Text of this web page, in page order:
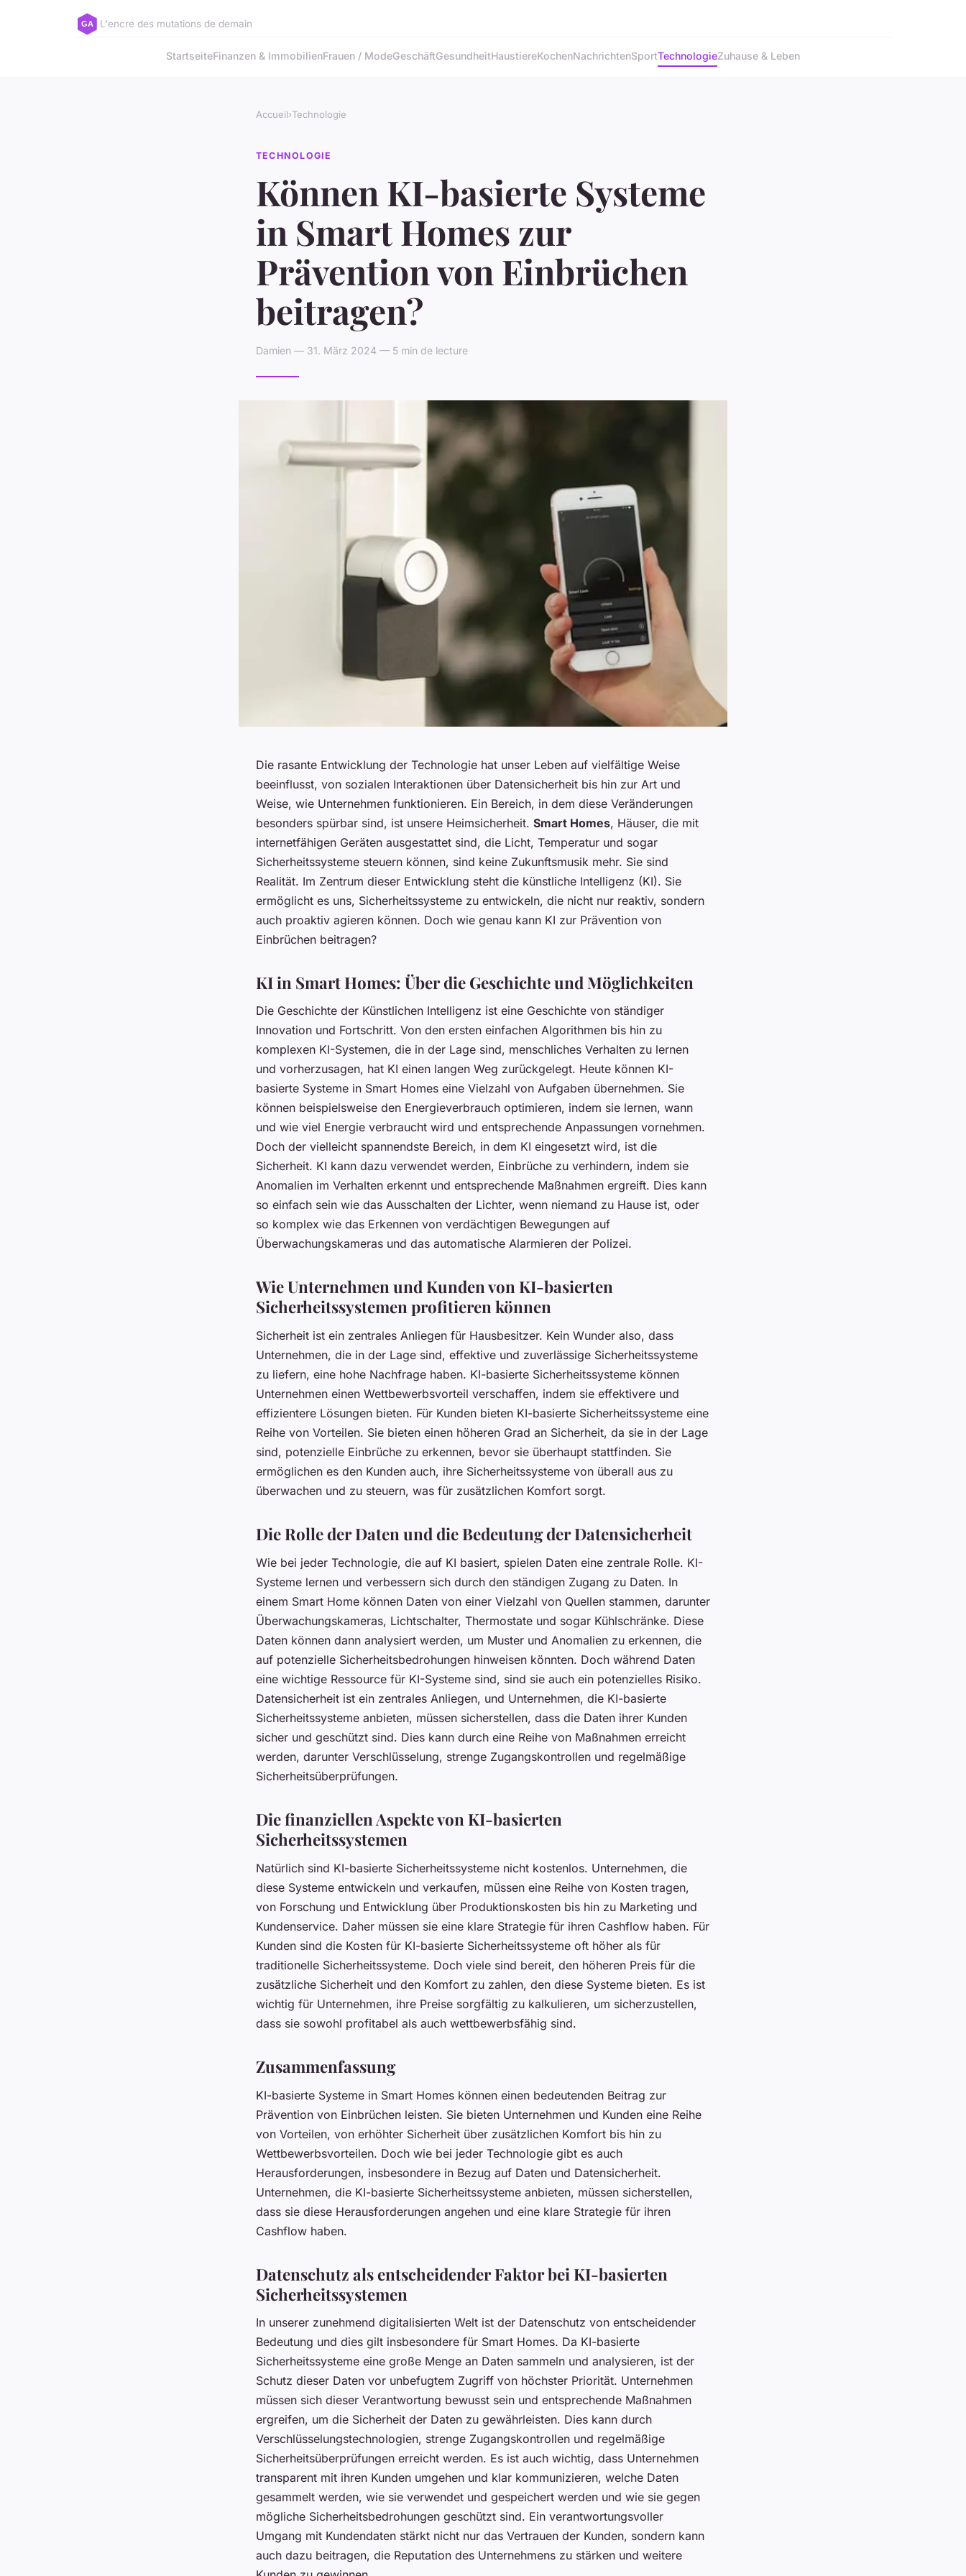
L'encre des mutations de demain
StartseiteFinanzen & ImmobilienFrauen / ModeGeschäftGesundheitHaustiereKochenNachrichtenSportTechnologieZuhause & Leben
Accueil›Technologie
TECHNOLOGIE
Können KI-basierte Systeme
in Smart Homes zur
Prävention von Einbrüchen
beitragen?
Damien — 31. März 2024 — 5 min de lecture
Die rasante Entwicklung der Technologie hat unser Leben auf vielfältige Weise
beeinflusst, von sozialen Interaktionen über Datensicherheit bis hin zur Art und
Weise, wie Unternehmen funktionieren. Ein Bereich, in dem diese Veränderungen
besonders spürbar sind, ist unsere Heimsicherheit. Smart Homes, Häuser, die mit
internetfähigen Geräten ausgestattet sind, die Licht, Temperatur und sogar
Sicherheitssysteme steuern können, sind keine Zukunftsmusik mehr. Sie sind
Realität. Im Zentrum dieser Entwicklung steht die künstliche Intelligenz (KI). Sie
ermöglicht es uns, Sicherheitssysteme zu entwickeln, die nicht nur reaktiv, sondern
auch proaktiv agieren können. Doch wie genau kann KI zur Prävention von
Einbrüchen beitragen?
KI in Smart Homes: Über die Geschichte und Möglichkeiten
Die Geschichte der Künstlichen Intelligenz ist eine Geschichte von ständiger
Innovation und Fortschritt. Von den ersten einfachen Algorithmen bis hin zu
komplexen KI-Systemen, die in der Lage sind, menschliches Verhalten zu lernen
und vorherzusagen, hat KI einen langen Weg zurückgelegt. Heute können KI-
basierte Systeme in Smart Homes eine Vielzahl von Aufgaben übernehmen. Sie
können beispielsweise den Energieverbrauch optimieren, indem sie lernen, wann
und wie viel Energie verbraucht wird und entsprechende Anpassungen vornehmen.
Doch der vielleicht spannendste Bereich, in dem KI eingesetzt wird, ist die
Sicherheit. KI kann dazu verwendet werden, Einbrüche zu verhindern, indem sie
Anomalien im Verhalten erkennt und entsprechende Maßnahmen ergreift. Dies kann
so einfach sein wie das Ausschalten der Lichter, wenn niemand zu Hause ist, oder
so komplex wie das Erkennen von verdächtigen Bewegungen auf
Überwachungskameras und das automatische Alarmieren der Polizei.
Wie Unternehmen und Kunden von KI-basierten
Sicherheitssystemen profitieren können
Sicherheit ist ein zentrales Anliegen für Hausbesitzer. Kein Wunder also, dass
Unternehmen, die in der Lage sind, effektive und zuverlässige Sicherheitssysteme
zu liefern, eine hohe Nachfrage haben. KI-basierte Sicherheitssysteme können
Unternehmen einen Wettbewerbsvorteil verschaffen, indem sie effektivere und
effizientere Lösungen bieten. Für Kunden bieten KI-basierte Sicherheitssysteme eine
Reihe von Vorteilen. Sie bieten einen höheren Grad an Sicherheit, da sie in der Lage
sind, potenzielle Einbrüche zu erkennen, bevor sie überhaupt stattfinden. Sie
ermöglichen es den Kunden auch, ihre Sicherheitssysteme von überall aus zu
überwachen und zu steuern, was für zusätzlichen Komfort sorgt.
Die Rolle der Daten und die Bedeutung der Datensicherheit
Wie bei jeder Technologie, die auf KI basiert, spielen Daten eine zentrale Rolle. KI-
Systeme lernen und verbessern sich durch den ständigen Zugang zu Daten. In
einem Smart Home können Daten von einer Vielzahl von Quellen stammen, darunter
Überwachungskameras, Lichtschalter, Thermostate und sogar Kühlschränke. Diese
Daten können dann analysiert werden, um Muster und Anomalien zu erkennen, die
auf potenzielle Sicherheitsbedrohungen hinweisen könnten. Doch während Daten
eine wichtige Ressource für KI-Systeme sind, sind sie auch ein potenzielles Risiko.
Datensicherheit ist ein zentrales Anliegen, und Unternehmen, die KI-basierte
Sicherheitssysteme anbieten, müssen sicherstellen, dass die Daten ihrer Kunden
sicher und geschützt sind. Dies kann durch eine Reihe von Maßnahmen erreicht
werden, darunter Verschlüsselung, strenge Zugangskontrollen und regelmäßige
Sicherheitsüberprüfungen.
Die finanziellen Aspekte von KI-basierten
Sicherheitssystemen
Natürlich sind KI-basierte Sicherheitssysteme nicht kostenlos. Unternehmen, die
diese Systeme entwickeln und verkaufen, müssen eine Reihe von Kosten tragen,
von Forschung und Entwicklung über Produktionskosten bis hin zu Marketing und
Kundenservice. Daher müssen sie eine klare Strategie für ihren Cashflow haben. Für
Kunden sind die Kosten für KI-basierte Sicherheitssysteme oft höher als für
traditionelle Sicherheitssysteme. Doch viele sind bereit, den höheren Preis für die
zusätzliche Sicherheit und den Komfort zu zahlen, den diese Systeme bieten. Es ist
wichtig für Unternehmen, ihre Preise sorgfältig zu kalkulieren, um sicherzustellen,
dass sie sowohl profitabel als auch wettbewerbsfähig sind.
Zusammenfassung
KI-basierte Systeme in Smart Homes können einen bedeutenden Beitrag zur
Prävention von Einbrüchen leisten. Sie bieten Unternehmen und Kunden eine Reihe
von Vorteilen, von erhöhter Sicherheit über zusätzlichen Komfort bis hin zu
Wettbewerbsvorteilen. Doch wie bei jeder Technologie gibt es auch
Herausforderungen, insbesondere in Bezug auf Daten und Datensicherheit.
Unternehmen, die KI-basierte Sicherheitssysteme anbieten, müssen sicherstellen,
dass sie diese Herausforderungen angehen und eine klare Strategie für ihren
Cashflow haben.
Datenschutz als entscheidender Faktor bei KI-basierten
Sicherheitssystemen
In unserer zunehmend digitalisierten Welt ist der Datenschutz von entscheidender
Bedeutung und dies gilt insbesondere für Smart Homes. Da KI-basierte
Sicherheitssysteme eine große Menge an Daten sammeln und analysieren, ist der
Schutz dieser Daten vor unbefugtem Zugriff von höchster Priorität. Unternehmen
müssen sich dieser Verantwortung bewusst sein und entsprechende Maßnahmen
ergreifen, um die Sicherheit der Daten zu gewährleisten. Dies kann durch
Verschlüsselungstechnologien, strenge Zugangskontrollen und regelmäßige
Sicherheitsüberprüfungen erreicht werden. Es ist auch wichtig, dass Unternehmen
transparent mit ihren Kunden umgehen und klar kommunizieren, welche Daten
gesammelt werden, wie sie verwendet und gespeichert werden und wie sie gegen
mögliche Sicherheitsbedrohungen geschützt sind. Ein verantwortungsvoller
Umgang mit Kundendaten stärkt nicht nur das Vertrauen der Kunden, sondern kann
auch dazu beitragen, die Reputation des Unternehmens zu stärken und weitere